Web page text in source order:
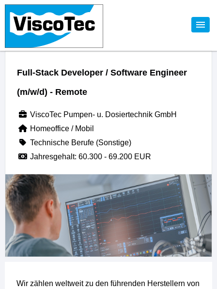
Full-Stack Developer / Software Engineer
(m/w/d) - Remote
ViscoTec Pumpen- u. Dosiertechnik GmbH
Homeoffice / Mobil
Technische Berufe (Sonstige)
Jahresgehalt: 60.300 - 69.200 EUR
Wir zählen weltweit zu den führenden Herstellern von